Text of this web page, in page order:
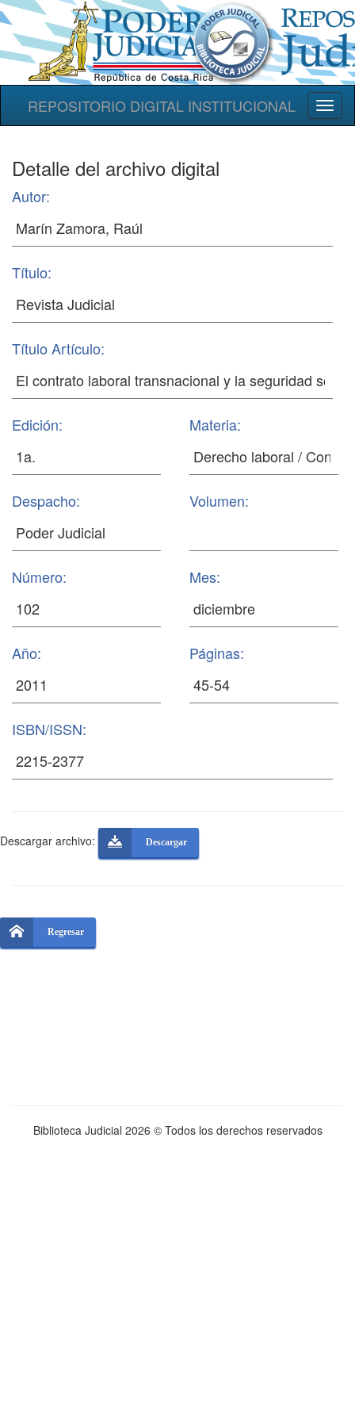
REPOSITORIO DIGITAL INSTITUCIONAL
Detalle del archivo digital
Autor:
Título:
Título Artículo:
Edición: Materia:
Despacho: Volumen:
Número: Mes:
Año: Páginas:
ISBN/ISSN:
Descargar archivo: Descargar
Regresar
Biblioteca Judicial 2026 © Todos los derechos reservados